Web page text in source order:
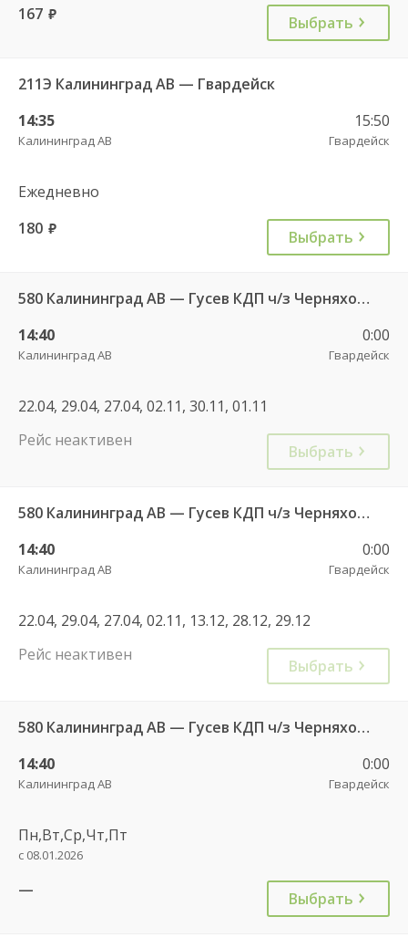
167 руб. Выбрать
211Э Калининград АВ — Гвардейск
14:35
Калининград АВ
15:50
Гвардейск
Ежедневно
180 руб. Выбрать
580 Калининград АВ — Гусев КДП ч/з Черняховск АС
14:40
Калининград АВ
0:00
Гвардейск
22.04, 29.04, 27.04, 02.11, 30.11, 01.11
Рейс неактивен
Выбрать
580 Калининград АВ — Гусев КДП ч/з Черняховск АС
14:40
Калининград АВ
0:00
Гвардейск
22.04, 29.04, 27.04, 02.11, 13.12, 28.12, 29.12
Рейс неактивен
Выбрать
580 Калининград АВ — Гусев КДП ч/з Черняховск АС
14:40
Калининград АВ
0:00
Гвардейск
Пн,Вт,Ср,Чт,Пт
с 08.01.2026
— Выбрать